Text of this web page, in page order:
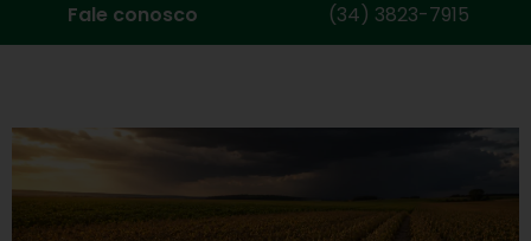
Fale conosco (34) 3823-7915